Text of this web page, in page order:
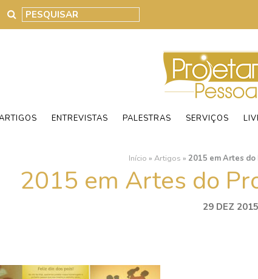
ENTREVISTAS PALESTRAS SERVIÇOS
Início » Artigos » 2015 em Artes
2015 em Artes do
29 DEZ 2015